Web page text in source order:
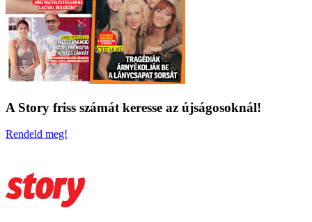
A Story friss számát keresse az újságosoknál!
Rendeld meg!